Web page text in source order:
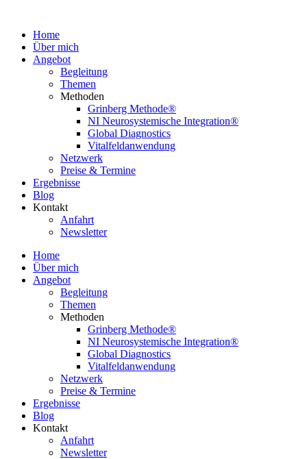
Home
Über mich
Angebot
Begleitung
Themen
Methoden
Grinberg Methode®
NI Neurosystemische Integration®
Global Diagnostics
Vitalfeldanwendung
Netzwerk
Preise & Termine
Ergebnisse
Blog
Kontakt
Anfahrt
Newsletter
Home
Über mich
Angebot
Begleitung
Themen
Methoden
Grinberg Methode®
NI Neurosystemische Integration®
Global Diagnostics
Vitalfeldanwendung
Netzwerk
Preise & Termine
Ergebnisse
Blog
Kontakt
Anfahrt
Newsletter